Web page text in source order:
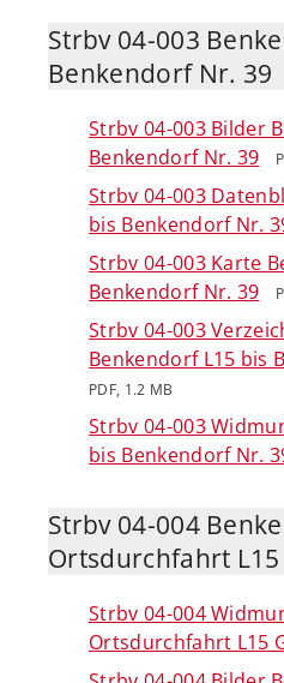
Strbv 04-003
Benkendorf Nr. 39
Strbv 04-003 Bilder
Benkendorf Nr. 39
Strbv 04-003
bis Benkendorf Nr.
Strbv 04-003 Karte
Benkendorf Nr. 39
Strbv 04-003
Benkendorf L15 bis
PDF, 1.2 MB
Strbv 04-003
bis Benkendorf Nr.
Strbv 04-004
Ortsdurchfahrt L15
Strbv 04-004
Ortsdurchfahrt L15